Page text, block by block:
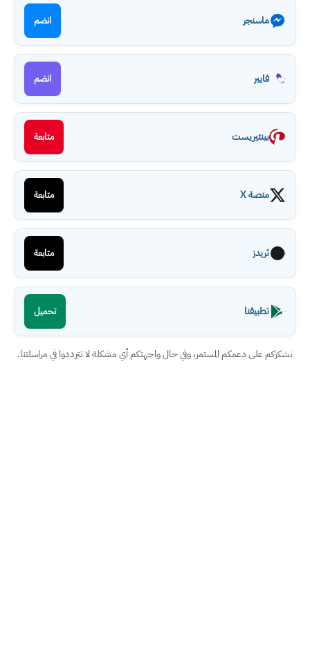
ماسنجر انضم
فايبر انضم
بينتيريست متابعة
منصة X متابعة
ثريدز متابعة
تطبيقنا تحميل
نشكركم على دعمكم المستمر، وفي حال واجهتكم أي مشكلة لا تترددوا في مراسلتنا.